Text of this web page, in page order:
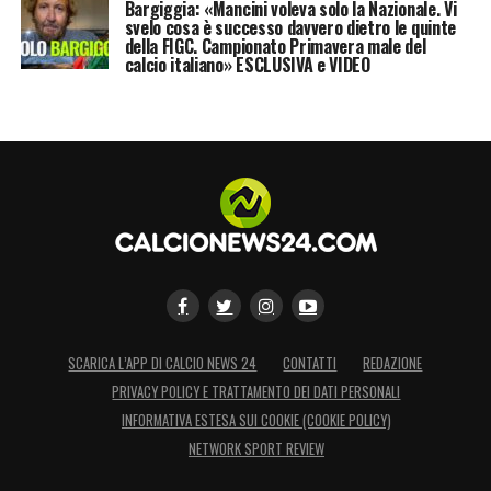
Bargiggia: «Mancini voleva solo la Nazionale. Vi
svelo cosa è successo davvero dietro le quinte
della FIGC. Campionato Primavera male del
calcio italiano» ESCLUSIVA e VIDEO
SCARICA L’APP DI CALCIO NEWS 24 CONTATTI
REDAZIONE
PRIVACY POLICY E TRATTAMENTO DEI DATI PERSONALI
INFORMATIVA ESTESA SUI COOKIE (COOKIE POLICY)
NETWORK SPORT REVIEW